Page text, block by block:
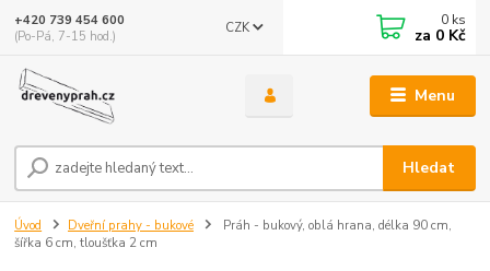
Menu
CZK
Hledat
+420 739 454 600
(Po-Pá, 7-15 hod.)
0 ks
za 0 Kč
Úvod Dveřní prahy - bukové
Práh - bukový, oblá hrana, délka 90 cm,
šířka 6 cm, tloušťka 2 cm